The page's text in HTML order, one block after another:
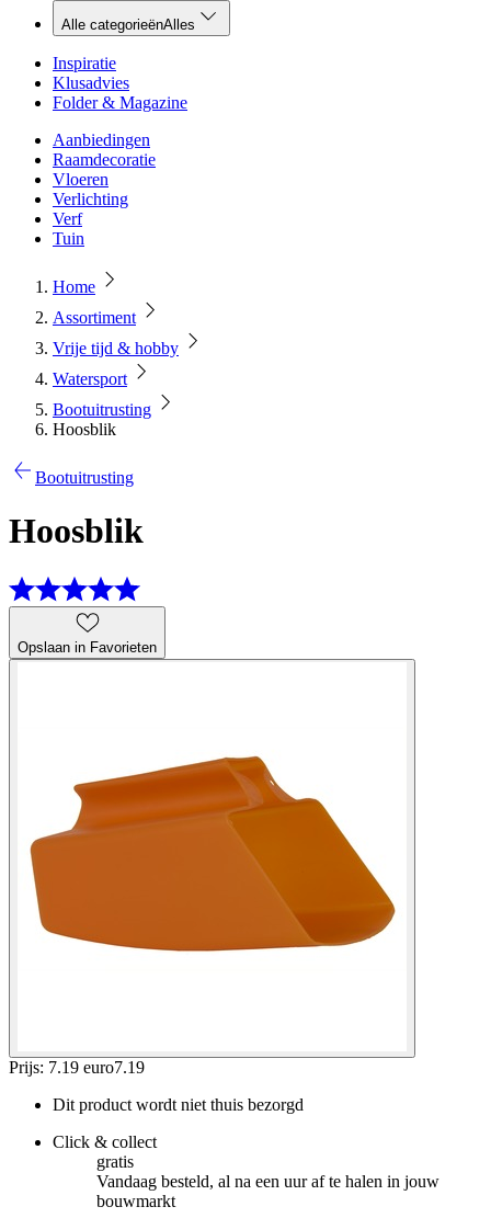
Alle categorieënAlles
Inspiratie
Klusadvies
Folder & Magazine
Aanbiedingen
Raamdecoratie
Vloeren
Verlichting
Verf
Tuin
Home
Assortiment
Vrije tijd & hobby
Watersport
Bootuitrusting
Hoosblik
Bootuitrusting
Hoosblik
Opslaan in Favorieten
Prijs: 7.19 euro7.19
Dit product wordt niet thuis bezorgd
Click & collect
gratis
Vandaag besteld, al na een uur af te halen in jouw
bouwmarkt